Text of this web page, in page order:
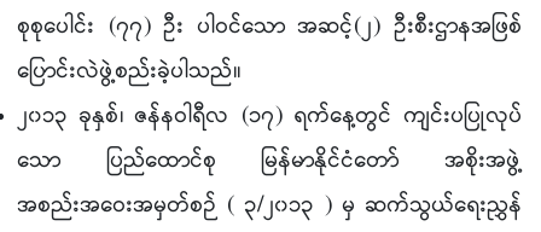
စုစုပေါင်း (၇၇) ဦး ပါဝင်သော အဆင့်(၂) ဦးစီးဌာနအဖြစ်
ပြောင်းလဲဖွဲ့စည်းခဲ့ပါသည်။
၂၀၁၃ ခုနှစ်၊ ဇန်နဝါရီလ (၁၇) ရက်နေ့တွင် ကျင်းပပြုလုပ်
သော ပြည်ထောင်စု မြန်မာနိုင်ငံတော် အစိုးအဖွဲ့
အစည်းအဝေးအမှတ်စဉ် ( ၃/၂၀၁၃ ) မှ ဆက်သွယ်ရေးညွှန်